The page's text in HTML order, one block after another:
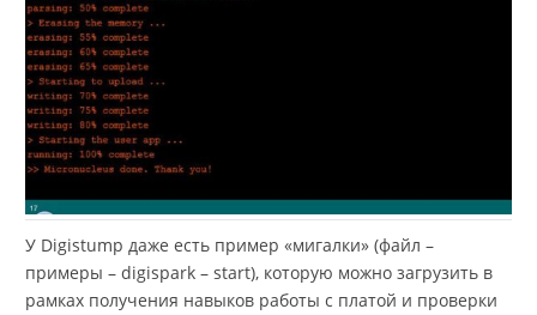
У Digistump даже есть пример «мигалки» (файл –
примеры – digispark – start), которую можно загрузить в
рамках получения навыков работы с платой и проверки